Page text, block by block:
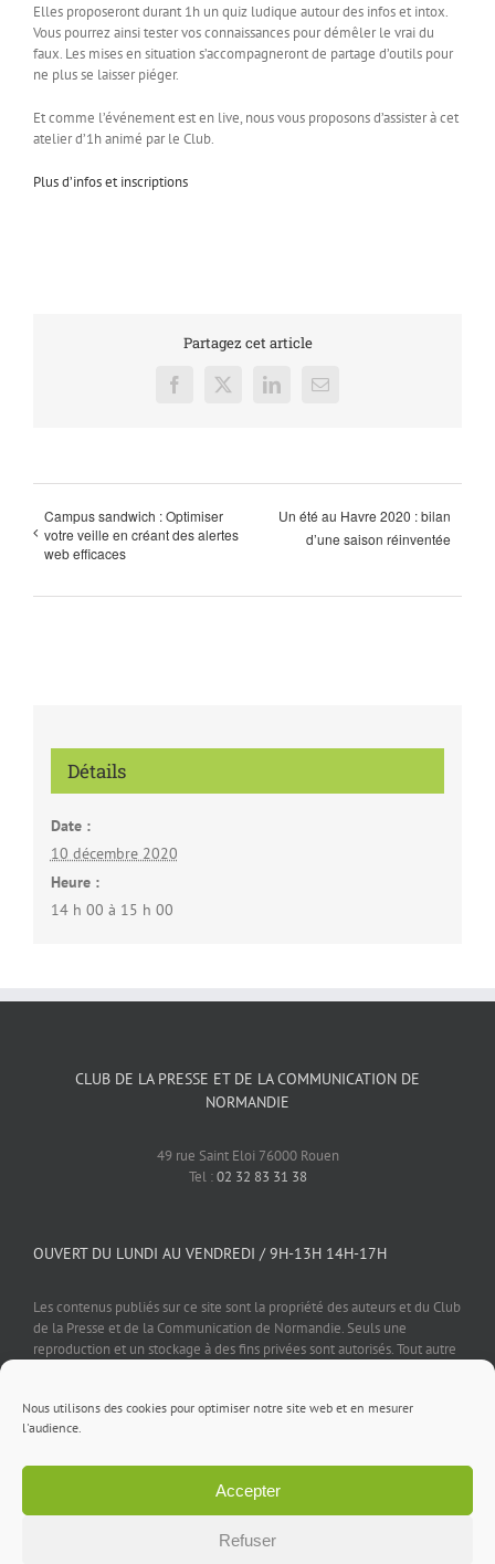
Nous utilisons des cookies pour optimiser notre site web et en mesurer
l'audience.
Accepter
Refuser
Elles proposeront durant 1h un quiz ludique autour des infos et intox.
Vous pourrez ainsi tester vos connaissances pour démêler le vrai du
faux. Les mises en situation s’accompagneront de partage d’outils pour
ne plus se laisser piéger.
Et comme l’événement est en live, nous vous proposons d’assister à cet
atelier d’1h animé par le Club.
Plus d’infos et inscriptions
Partagez cet article
Facebook
X LinkedInEmail
Campus sandwich : Optimiser
votre veille en créant des alertes
web efficaces
Un été au Havre 2020 : bilan
d’une saison réinventée
Détails
Date :
10 décembre 2020
Heure :
14 h 00 à 15 h 00
CLUB DE LA PRESSE ET DE LA COMMUNICATION DE
NORMANDIE
49 rue Saint Eloi 76000 Rouen
Tel :02 32 83 31 38
OUVERT DU LUNDI AU VENDREDI / 9H-13H 14H-17H
Les contenus publiés sur ce site sont la propriété des auteurs et du Club
de la Presse et de la Communication de Normandie. Seuls une
reproduction et un stockage à des fins privées sont autorisés. Tout autre